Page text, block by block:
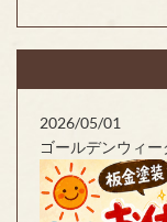
2026/05/01
ゴールデンウィー